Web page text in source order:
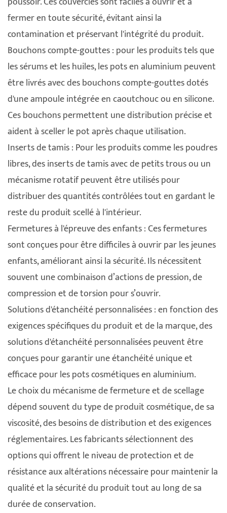
fermer en toute sécurité, évitant ainsi la
contamination et préservant l'intégrité du produit.
Bouchons compte-gouttes : pour les produits tels que
les sérums et les huiles, les pots en aluminium peuvent
être livrés avec des bouchons compte-gouttes dotés
d'une ampoule intégrée en caoutchouc ou en silicone.
Ces bouchons permettent une distribution précise et
aident à sceller le pot après chaque utilisation.
Inserts de tamis : Pour les produits comme les poudres
libres, des inserts de tamis avec de petits trous ou un
mécanisme rotatif peuvent être utilisés pour
distribuer des quantités contrôlées tout en gardant le
reste du produit scellé à l'intérieur.
Fermetures à l'épreuve des enfants : Ces fermetures
sont conçues pour être difficiles à ouvrir par les jeunes
enfants, améliorant ainsi la sécurité. Ils nécessitent
souvent une combinaison d’actions de pression, de
compression et de torsion pour s’ouvrir.
Solutions d'étanchéité personnalisées : en fonction des
exigences spécifiques du produit et de la marque, des
solutions d'étanchéité personnalisées peuvent être
conçues pour garantir une étanchéité unique et
efficace pour les pots cosmétiques en aluminium.
Le choix du mécanisme de fermeture et de scellage
dépend souvent du type de produit cosmétique, de sa
viscosité, des besoins de distribution et des exigences
réglementaires. Les fabricants sélectionnent des
options qui offrent le niveau de protection et de
résistance aux altérations nécessaire pour maintenir la
qualité et la sécurité du produit tout au long de sa
durée de conservation.